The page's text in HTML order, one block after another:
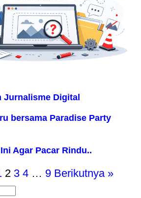
Jurnalisme Digital
bersama Paradise Party
Agar Pacar Rindu..
2 3 4 … 9 Berikutnya »